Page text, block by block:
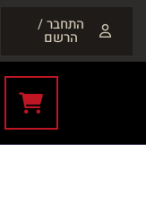
התחבר /
הרשם